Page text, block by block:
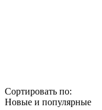
Сортировать по:
Новые и популярные